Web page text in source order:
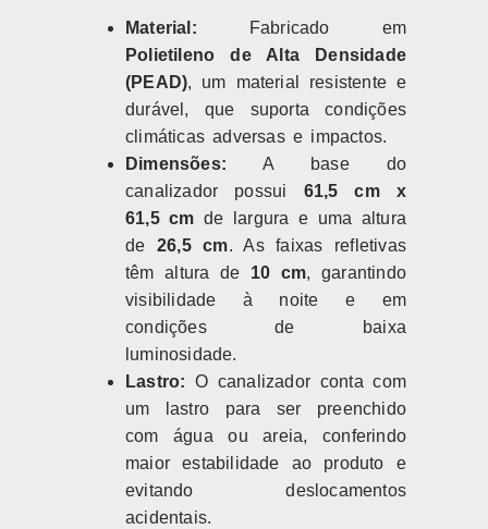
Material: Fabricado em
Polietileno de Alta Densidade
(PEAD), um material resistente e
durável, que suporta condições
climáticas adversas e impactos.
Dimensões: A base do
canalizador possui 61,5 cm x
61,5 cm de largura e uma altura
de 26,5 cm. As faixas refletivas
têm altura de 10 cm, garantindo
visibilidade à noite e em
condições de baixa
luminosidade.
Lastro: O canalizador conta com
um lastro para ser preenchido
com água ou areia, conferindo
maior estabilidade ao produto e
evitando deslocamentos
acidentais.